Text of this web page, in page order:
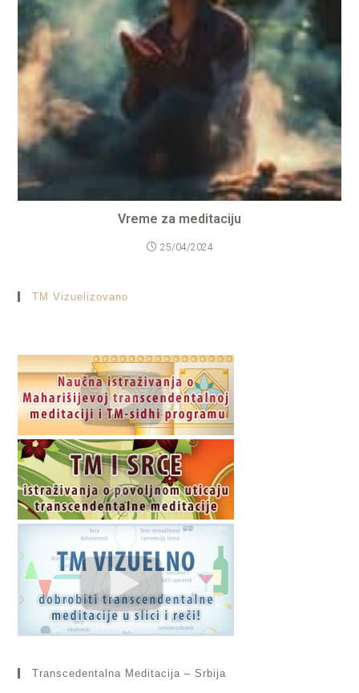
Vreme za meditaciju
25/04/2024
TM Vizuelizovano
Transcedentalna Meditacija – Srbija